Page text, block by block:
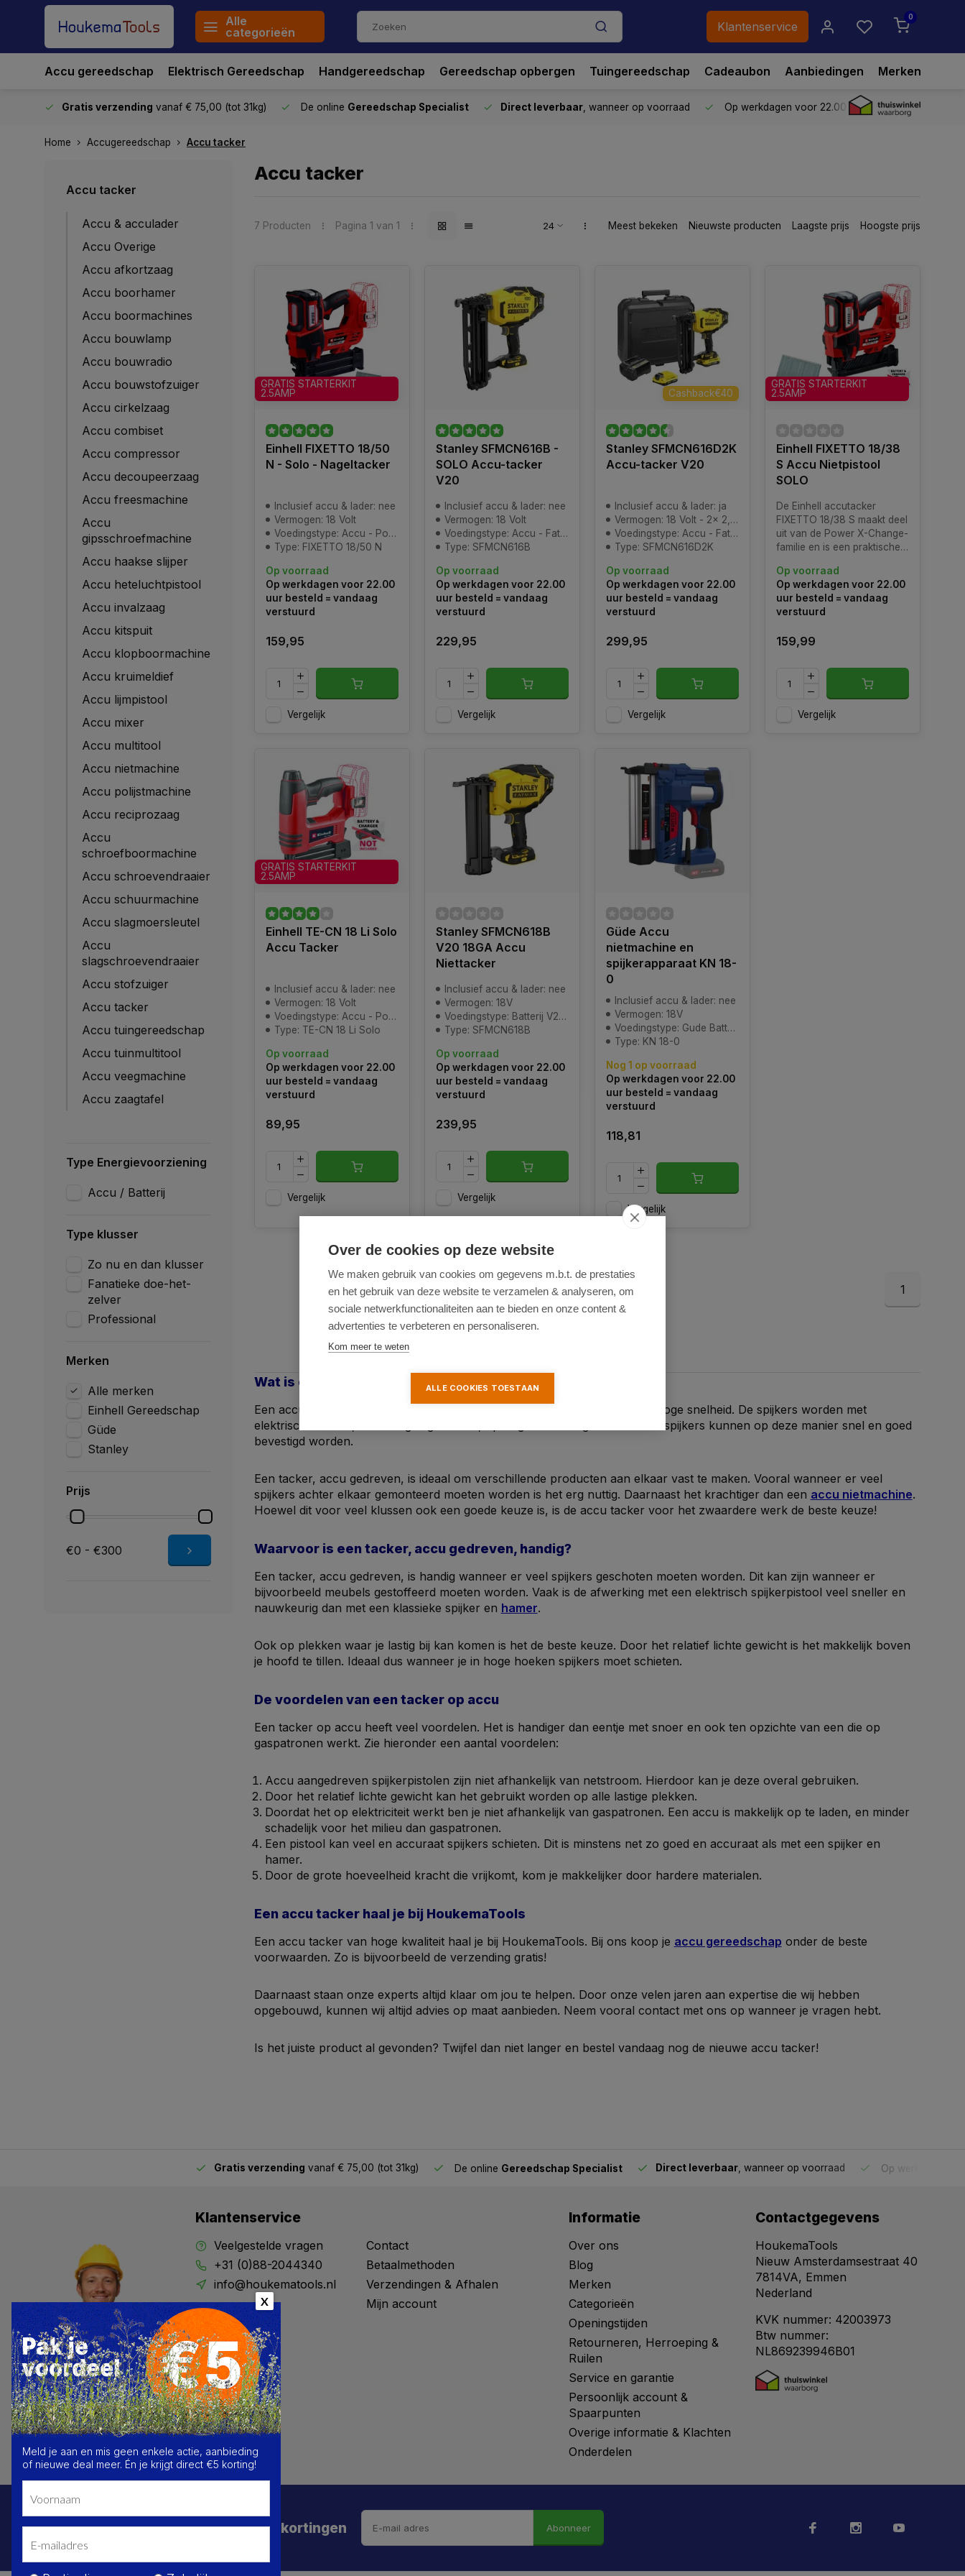
Alle
categorieën
Klantenservice
0
Accu gereedschap Elektrisch Gereedschap Handgereedschap Gereedschap opbergen Tuingereedschap Cadeaubon Aanbiedingen Merken
Gratis verzending vanaf € 75,00 (tot 31kg) De online Gereedschap Specialist Direct leverbaar , wanneer op voorraad Op werkdagen voor 22.00 uur besteld,vandaag
Home Accugereedschap Accu tacker
Accu tacker
Accu & acculader
Accu Overige
Accu afkortzaag
Accu boorhamer
Accu boormachines
Accu bouwlamp
Accu bouwradio
Accu bouwstofzuiger
Accu cirkelzaag
Accu combiset
Accu compressor
Accu decoupeerzaag
Accu freesmachine
Accu
gipsschroefmachine
Accu haakse slijper
Accu heteluchtpistool
Accu invalzaag
Accu kitspuit
Accu klopboormachine
Accu kruimeldief
Accu lijmpistool
Accu mixer
Accu multitool
Accu nietmachine
Accu polijstmachine
Accu reciprozaag
Accu
schroefboormachine
Accu schroevendraaier
Accu schuurmachine
Accu slagmoersleutel
Accu
slagschroevendraaier
Accu stofzuiger
Accu tacker
Accu tuingereedschap
Accu tuinmultitool
Accu veegmachine
Accu zaagtafel
Type Energievoorziening
Accu / Batterij
Type klusser
Zo nu en dan klusser
Fanatieke doe-het-
zelver
Professional
Merken
Alle merken
Einhell Gereedschap
Güde
Stanley
Prijs
€0 - €300
Accu tacker
7 Producten Pagina 1 van 1 Meest bekeken Nieuwste producten Laagste prijs Hoogste prijs
GRATIS STARTERKIT
2.5AMP
Einhell FIXETTO 18/50
N - Solo - Nageltacker
Inclusief accu & lader: nee
Vermogen: 18 Volt
Voedingstype: Accu - Power-X-Change
Type: FIXETTO 18/50 N
Op voorraad
Op werkdagen voor 22.00
uur besteld = vandaag
verstuurd
159,95
Vergelijk
Stanley SFMCN616B -
SOLO Accu-tacker
V20
Inclusief accu & lader: nee
Vermogen: 18 Volt
Voedingstype: Accu - FatMax V20
Type: SFMCN616B
Op voorraad
Op werkdagen voor 22.00
uur besteld = vandaag
verstuurd
229,95
Vergelijk
Cashback€40
Stanley SFMCN616D2K
Accu-tacker V20
Inclusief accu & lader: ja
Vermogen: 18 Volt - 2x 2,0Ah
Voedingstype: Accu - FatMax V20
Type: SFMCN616D2K
Op voorraad
Op werkdagen voor 22.00
uur besteld = vandaag
verstuurd
299,95
Vergelijk
GRATIS STARTERKIT
2.5AMP
Einhell FIXETTO 18/38
S Accu Nietpistool
SOLO
De Einhell accutacker
FIXETTO 18/38 S maakt deel
uit van de Power X-Change-
familie en is een praktische
nieuwbouw. De robuuste
versnellingsbak laat tot 60
slagen/min toe. en de
inslagdiepte van de nagel
bepaald.
Op voorraad
Op werkdagen voor 22.00
uur besteld = vandaag
verstuurd
159,99
Vergelijk
GRATIS STARTERKIT
2.5AMP
Einhell TE-CN 18 Li Solo
Accu Tacker
Inclusief accu & lader: nee
Vermogen: 18 Volt
Voedingstype: Accu - Power-X-Change
Type: TE-CN 18 Li Solo
Op voorraad
Op werkdagen voor 22.00
uur besteld = vandaag
verstuurd
89,95
Vergelijk
Stanley SFMCN618B
V20 18GA Accu
Niettacker
Inclusief accu & lader: nee
Vermogen: 18V
Voedingstype: Batterij V20 lijn
Type: SFMCN618B
Op voorraad
Op werkdagen voor 22.00
uur besteld = vandaag
verstuurd
239,95
Vergelijk
Güde Accu
nietmachine en
spijkerapparaat KN 18-
0
Inclusief accu & lader: nee
Vermogen: 18V
Voedingstype: Gude Batterij 18V E³ systeem
Type: KN 18-0
Nog 1 op voorraad
Op werkdagen voor 22.00
uur besteld = vandaag
verstuurd
118,81
Vergelijk
1
Wat is een accu tacker?
Een accu tacker, ook wel accu spijkerpistool genoemd, schiet spijkers op hoge snelheid. De spijkers worden met
elektrische kracht, dus niet gas gedreven, op hoge snelheid geschoten. De spijkers kunnen op deze manier snel en goed
bevestigd worden.
Een tacker, accu gedreven, is ideaal om verschillende producten aan elkaar vast te maken. Vooral wanneer er veel
spijkers achter elkaar gemonteerd moeten worden is het erg nuttig. Daarnaast het krachtiger dan een accu nietmachine.
Hoewel dit voor veel klussen ook een goede keuze is, is de accu tacker voor het zwaardere werk de beste keuze!
Waarvoor is een tacker, accu gedreven, handig?
Een tacker, accu gedreven, is handig wanneer er veel spijkers geschoten moeten worden. Dit kan zijn wanneer er
bijvoorbeeld meubels gestoffeerd moeten worden. Vaak is de afwerking met een elektrisch spijkerpistool veel sneller en
nauwkeurig dan met een klassieke spijker en hamer.
Ook op plekken waar je lastig bij kan komen is het de beste keuze. Door het relatief lichte gewicht is het makkelijk boven
je hoofd te tillen. Ideaal dus wanneer je in hoge hoeken spijkers moet schieten.
De voordelen van een tacker op accu
Een tacker op accu heeft veel voordelen. Het is handiger dan eentje met snoer en ook ten opzichte van een die op
gaspatronen werkt. Zie hieronder een aantal voordelen:
Accu aangedreven spijkerpistolen zijn niet afhankelijk van netstroom. Hierdoor kan je deze overal gebruiken.
Door het relatief lichte gewicht kan het gebruikt worden op alle lastige plekken.
Doordat het op elektriciteit werkt ben je niet afhankelijk van gaspatronen. Een accu is makkelijk op te laden, en minder
schadelijk voor het milieu dan gaspatronen.
Een pistool kan veel en accuraat spijkers schieten. Dit is minstens net zo goed en accuraat als met een spijker en
hamer.
Door de grote hoeveelheid kracht die vrijkomt, kom je makkelijker door hardere materialen.
Een accu tacker haal je bij HoukemaTools
Een accu tacker van hoge kwaliteit haal je bij HoukemaTools. Bij ons koop je accu gereedschap onder de beste
voorwaarden. Zo is bijvoorbeeld de verzending gratis!
Daarnaast staan onze experts altijd klaar om jou te helpen. Door onze velen jaren aan expertise die wij hebben
opgebouwd, kunnen wij altijd advies op maat aanbieden. Neem vooral contact met ons op wanneer je vragen hebt.
Is het juiste product al gevonden? Twijfel dan niet langer en bestel vandaag nog de nieuwe accu tacker!
Gratis verzending vanaf € 75,00 (tot 31kg) De online Gereedschap Specialist Direct leverbaar , wanneer op voorraad Op werkdagen
Klantenservice
Veelgestelde vragen
+31 (0)88-2044340
info@houkematools.nl
Contact
Betaalmethoden
Verzendingen & Afhalen
Mijn account
Informatie
Over ons
Blog
Merken
Categorieën
Openingstijden
Retourneren, Herroeping &
Ruilen
Service en garantie
Persoonlijk account &
Spaarpunten
Overige informatie & Klachten
Onderdelen
Contactgegevens
HoukemaTools
Nieuw Amsterdamsestraat 40
7814VA, Emmen
Nederland
KVK nummer: 42003973
Btw nummer:
NL869239946B01
Schrijf je in voor de beste deals en kortingen Abonneer
X
Meld je aan en mis geen enkele actie, aanbieding
of nieuwe deal meer. Én je krijgt direct €5 korting!
Over de cookies op deze website
We maken gebruik van cookies om gegevens m.b.t. de prestaties
en het gebruik van deze website te verzamelen & analyseren, om
sociale netwerkfunctionaliteiten aan te bieden en onze content &
advertenties te verbeteren en personaliseren.
Kom meer te weten
ALLE COOKIES TOESTAAN